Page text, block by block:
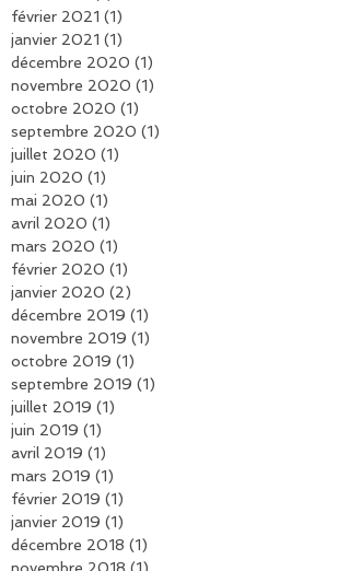
avril 2021 (1) 1 post
mars 2021 (1)1 post
février 2021 (1)1 post
janvier 2021 (1)1 post
décembre 2020 (1)
novembre 2020
(1)1 post
octobre 2020
septembre 2020
juillet 2020 (1)
juin 2020 (1)1 post
mai 2020 (1)1 post
avril 2020 (1) 1 post
mars 2020 (1)1 post
février 2020 (1) 1 post
janvier 2020 (2) 2 posts
décembre 2019 (1)
novembre 2019
(1)1 post
octobre 2019
septembre 2019
juillet 2019 (1)
juin 2019 (1)1 post
avril 2019 (1) 1 post
mars 2019 (1)1 post
février 2019 (1) 1 post
janvier 2019 (1)1 post